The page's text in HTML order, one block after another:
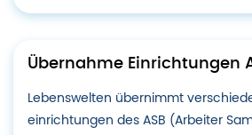
Übernahme Einrichtungen
Lebenswelten übernimmt
einrichtungen des ASB (Arbeiter